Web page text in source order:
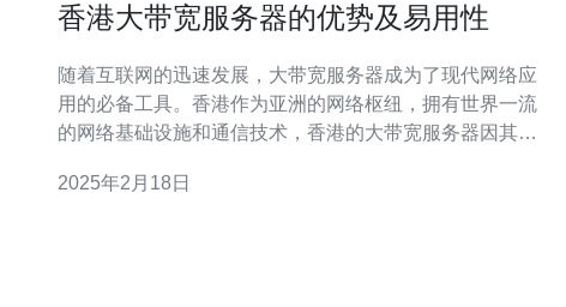
香港大带宽服务器的优势及易用性
随着互联网的迅速发展，大带宽服务器成为了现代网络应
用的必备工具。香港作为亚洲的网络枢纽，拥有世界一流
的网络基础设施和通信技术，香港的大带宽服务器因其优
现在以下几个方面： 1.1 高速连接 香港拥有世界一流的网
2025年2月18日